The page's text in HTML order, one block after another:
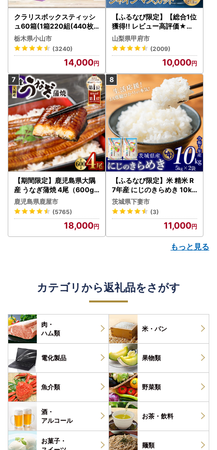
クラリスボックスティッシ
ュ60箱(1箱220組(440枚))
(5個入り×12セット)【配送
不可地域：離島・沖縄県】
【1256759】
栃木県小山市
(3240)
14,000
【ふるなび限定】【総合1位
獲得!! レビュー高評価★】
〈2026年度配送分〉山梨
県産 シャインマスカット 2
～3房（1.0kg以上）シャイ
ン フルーツ FN-Limited-S
P
山梨県甲府市
(2009)
10,000
【期間限定】鹿児島県大隅
産 うなぎ蒲焼 4尾（600g
） KN007-004-04-cp18
うなぎ 鰻 魚 惣菜 総菜
鹿児島県鹿屋市
(5765)
18,000
【ふるなび限定】米 精米 R
7年産 にじのきらめき 10kg
10月 FN-Limited-PR
茨城県下妻市
(3)
11,000
もっと見る
カテゴリから返礼品をさがす
肉・
ハム類
米・パン
電化製品 果物類
魚介類 野菜類
酒・
アルコール
お茶・ 飲料
お菓子・
麺類